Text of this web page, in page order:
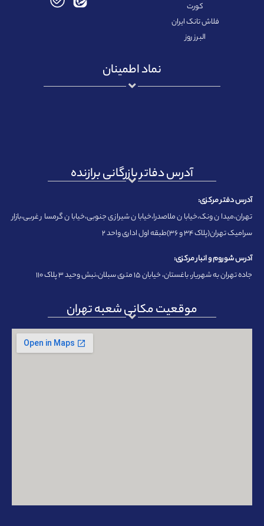
کورت
فلاش تانک ایران
البرز روز
نماد اطمینان
آدرس دفاتر بازرگانی برازنده
آدرس دفتر مرکزی:
تهران،میدان ونک،خیابان ملاصدرا،خیابان شیرازی جنوبی،خیابان گرمسار غربی،بازار
سرامیک تهران(پلاک ۳۴ و ۳۶)طبقه اول اداری واحد ۲
آدرس شوروم و انبار مرکزی:
جاده تهران به شهریار، باغستان، خیابان ۱۵ متری سبلان،نبش وحید ۳ پلاک ۱۱۰
موقعیت مکانی شعبه تهران